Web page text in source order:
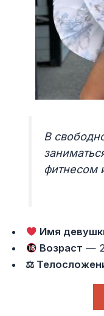
В
фитнесом
Имя
Возраст —
⚖